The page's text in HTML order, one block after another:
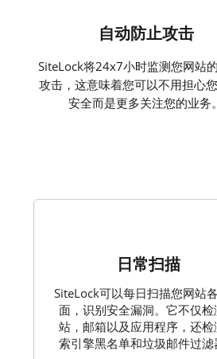
自动防止攻击
SiteLock将24x7小时监测您网站
攻击，这意味着您可以不用担心
安全而是更多关注您的业务。
日常扫描
SiteLock可以每日扫描您网站
面，识别安全漏洞。它不仅检
站，邮箱以及应用程序，还检
索引擎黑名单和垃圾邮件过滤